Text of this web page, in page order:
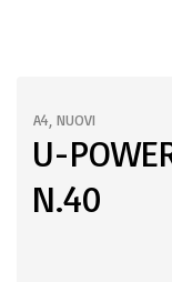
A4 NUOVI
U-
N.40